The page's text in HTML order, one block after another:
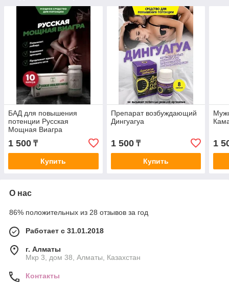
БАД для повышения
потенции Русская
Мощная Виагра
1 500 ₸
Купить
Препарат возбуждающий
Дингуагуа
1 500₸
Купить
1
О нас
86% положительных из 28 отзывов за год
Работает с 31.01.2018
г. Алматы
Мкр 3, дом 38, Алматы, Казахстан
Контакты